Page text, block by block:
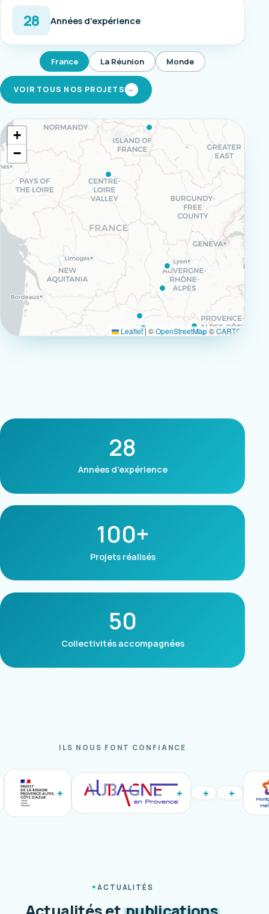
28 Années d'expérience
France La Réunion Monde
VOIR TOUS NOS PROJETS →
+
−
Leaflet| ©OpenStreetMap©CARTO
28
Années d'expérience
100+
Projets réalisés
50
Collectivités accompagnées
ILS NOUS FONT CONFIANCE
ACTUALITÉS